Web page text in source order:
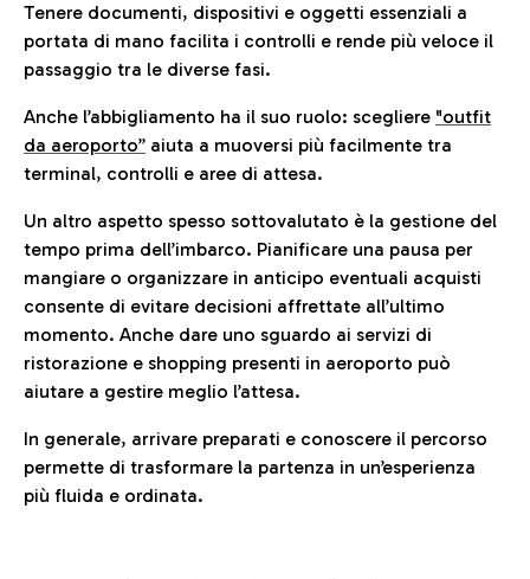
Tenere documenti, dispositivi e oggetti essenziali a
portata di mano facilita i controlli e rende più veloce il
passaggio tra le diverse fasi.
Anche l’abbigliamento ha il suo ruolo: scegliere "outfit
da aeroporto” aiuta a muoversi più facilmente tra
terminal, controlli e aree di attesa.
Un altro aspetto spesso sottovalutato è la gestione del
tempo prima dell’imbarco. Pianificare una pausa per
mangiare o organizzare in anticipo eventuali acquisti
consente di evitare decisioni affrettate all’ultimo
momento. Anche dare uno sguardo ai servizi di
ristorazione e shopping presenti in aeroporto può
aiutare a gestire meglio l’attesa.
In generale, arrivare preparati e conoscere il percorso
permette di trasformare la partenza in un’esperienza
più fluida e ordinata.